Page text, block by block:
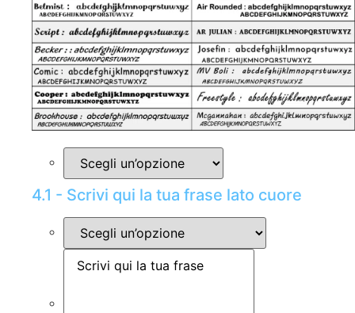
4.1 - Scrivi qui la tua frase lato cuore